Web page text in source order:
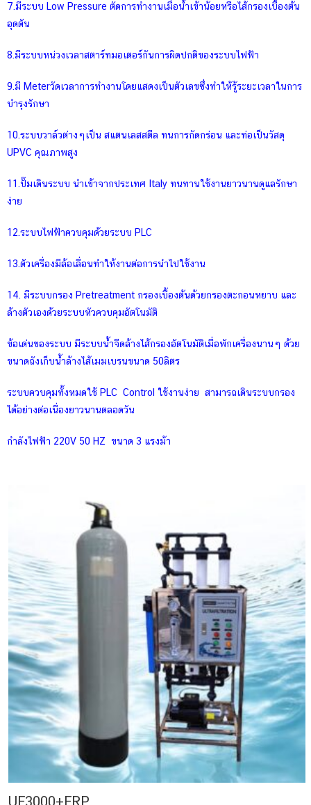
7.มีระบบ Low Pressure ตัดการทำงานเมื่อน้ำเข้าน้อยหรือไส้กรองเบื้องต้น
อุดตัน
8.มีระบบหน่วงเวลาสตาร์ทมอเตอร์กันการผิดปกติของระบบไฟฟ้า
9.มี Meterวัดเวลาการทำงานโดยแสดงเป็นตัวเลขซึ่งทำให้รู้ระยะเวลาในการ
บำรุงรักษา
10.ระบบวาล์วต่างๆเป็น สแตนเลสสตีล ทนการกัดกร่อน และท่อเป็นวัสดุ
UPVC คุณภาพสูง
11.ปั๊มเดินระบบ นำเข้าจากประเทศ Italy ทนทานใช้งานยาวนานดูแลรักษา
ง่าย
12.ระบบไฟฟ้าควบคุมด้วยระบบ PLC
13.ตัวเครื่องมีล้อเลื่อนทำให้งานต่อการนำไปใช้งาน
14. มีระบบกรอง Pretreatment กรองเบื้องต้นด้วยกรองตะกอนหยาบ และ
ล้างตัวเองด้วยระบบหัวควบคุมอัตโนมัติ
ข้อเด่นของระบบ มีระบบน้ำจืดล้างไส้กรองอัตโนมัติเมื่อพักเครื่องนานๆ ด้วย
ขนาดถังเก็บน้ำล้างไส้เมมเบรนขนาด 50ลิตร
ระบบควบคุมทั้งหมดใช้ PLC Control ใช้งานง่าย สามารถเดินระบบกรอง
ได้อย่างต่อเนื่องยาวนานตลอดวัน
กำลังไฟฟ้า 220V 50 HZ ขนาด 3 แรงม้า